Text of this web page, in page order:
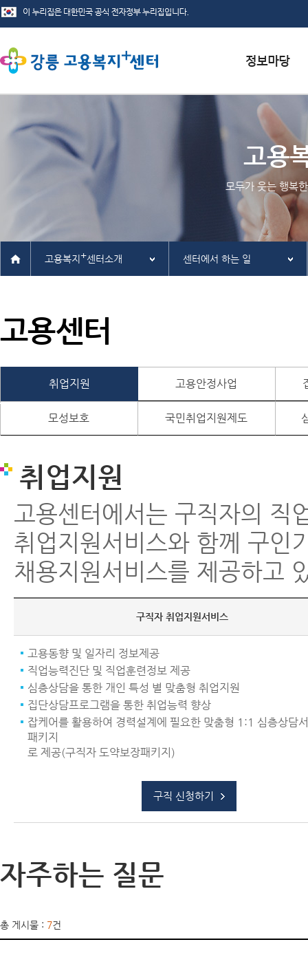
서식자료실
채용정보
인재정보
관련사이트
고용
모두가 웃는 행복
고용복지 +센터소개 센터에서 하는 일
고용센터
취업지원 고용안정사업
모성보호 국민취업지원제도
취업지원
고용센터에서는 구직자의 직
취업지원서비스와 함께 구인
채용지원서비스를 제공하고
구직자 취업지원서비스
고용동향 및 일자리 정보제공
직업능력진단 및 직업훈련정보 제공
심층상담을 통한 개인 특성 별 맞춤형 취업지원
집단상담프로그램을 통한 취업능력 향상
잡케어를 활용하여 경력설계에 필요한 맞춤형 1:1 심층상담
패키지
로 제공(구직자 도약보장패키지)
구직 신청하기
자주하는 질문
총 게시물 : 7건